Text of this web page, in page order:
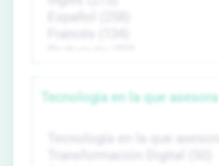
Tecnología en la que asesora